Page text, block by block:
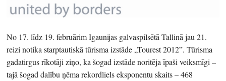
No 17. līdz 19. februārim Igaunijas galvaspilsētā Tallinā jau 21.
reizi notika starptautiskā tūrisma izstāde „Tourest 2012”. Tūrisma
gadatirgus rīkotāji ziņo, ka šogad izstāde noritēja īpaši veiksmīgi –
tajā šogad dalību ņēma rekordliels eksponentu skaits – 468